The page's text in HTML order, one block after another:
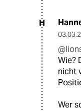
H
Wie?
nicht
Wer